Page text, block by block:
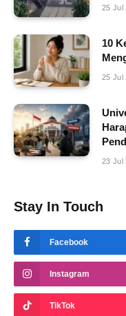
25 Jul
10
25 Jul
23 Jul
Stay In Touch
Facebook
Instagram
TikTok